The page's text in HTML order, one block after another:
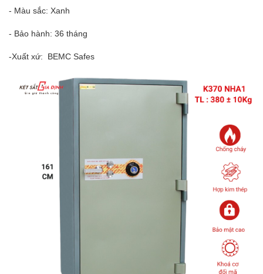
- Màu sắc: Xanh
- Bảo hành: 36 tháng
-Xuất xứ: BEMC Safes